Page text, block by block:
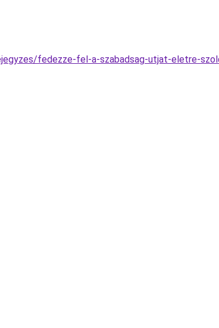
fedezze-fel-a-szabadsag-utjat-eletre-